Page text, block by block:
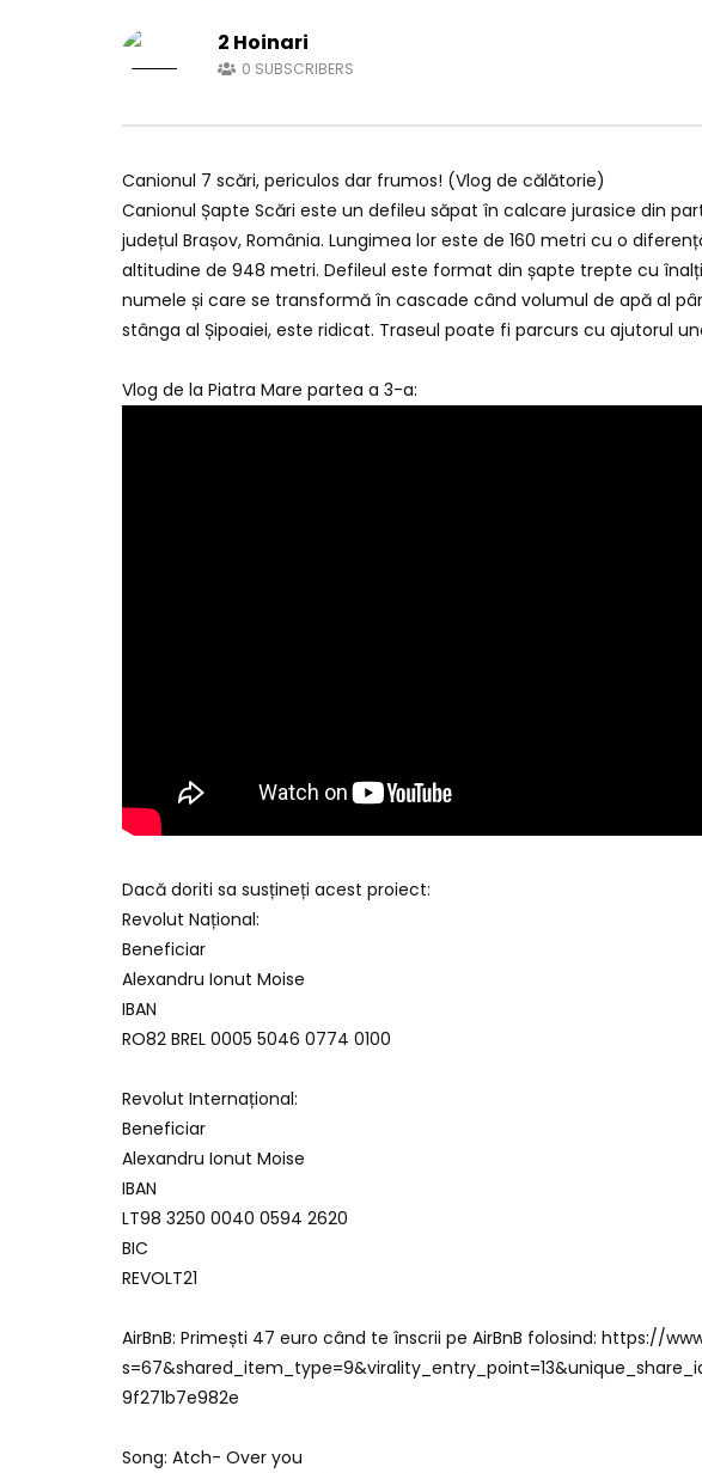
2 Hoinari
0 SUBSCRIBERS
Canionul 7 scări, periculos dar frumos! (Vlog de călătorie)
Canionul Șapte Scări este un defileu săpat în calcare jurasice din
județul Brașov, România. Lungimea lor este de 160 metri cu o
altitudine de 948 metri. Defileul este format din șapte trepte cu
numele și care se transformă în cascade când volumul de apă al
stânga al Șipoaiei, este ridicat. Traseul poate fi parcurs cu ajutorul
Vlog de la Piatra Mare partea a 3-a:
Dacă doriti sa susțineți acest proiect:
Revolut Național:
Beneficiar
Alexandru Ionut Moise
IBAN
RO82 BREL 0005 5046 0774 0100
Revolut Internațional:
Beneficiar
Alexandru Ionut Moise
IBAN
LT98 3250 0040 0594 2620
BIC
REVOLT21
AirBnB: Primești 47 euro când te înscrii pe AirBnB folosind: https://
9f271b7e982e
Song: Atch- Over you